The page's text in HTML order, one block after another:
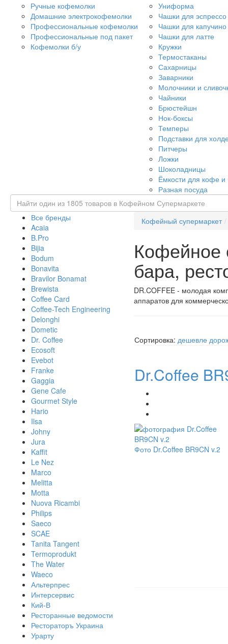
Ручные кофемолки
Домашние электрокофемолки
Профессиональные кофемолки
Профессиональные под пакет
Кофемолки б/у
Униформа
Чашки для эспрессо
Чашки для капучино
Чашки для латте
Кружки
Термостаканы
Сахарницы
Заварники
Молочники и
Чайники
Брюстейшн
Нок-боксы
Темперы
Подставки для
Питчеры
Ложки
Шоколадницы
Ёмкости для кофе и
Разная посуда
Все бренды
Acaia
B.Pro
Bijia
Bodum
Bonavita
Bravilor Bonamat
Brewista
Coffee Card
Coffee-Tech Engineering
Delonghi
Dometic
Dr. Coffee
Ecosoft
Evebot
Franke
Gaggia
Gene Cafe
Gourmet Style
Hario
Ilsa
Johny
Jura
Kaffit
Le Nez
Marco
Melitta
Motta
Nuova Ricambi
Philips
Saeco
SCAE
Tanita Tangent
Termoprodukt
The Water
Waeco
Альтерпрес
Интерсервис
Кий-В
Ресторанные ведомости
Рестораторъ Украина
Урарту
Кофейный супермаркет
Кофейное
бара,
DR.COFFEE - молодая
аппаратов для
Сортировка: дешевле
Dr.Coffee
Фото Dr.Coffee BR9CN v.2